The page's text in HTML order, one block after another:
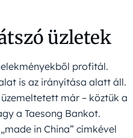
üzletek
profitál.
is az irányítása alatt áll.
már – köztük a
a Taesong Bankot.
in China” címkével